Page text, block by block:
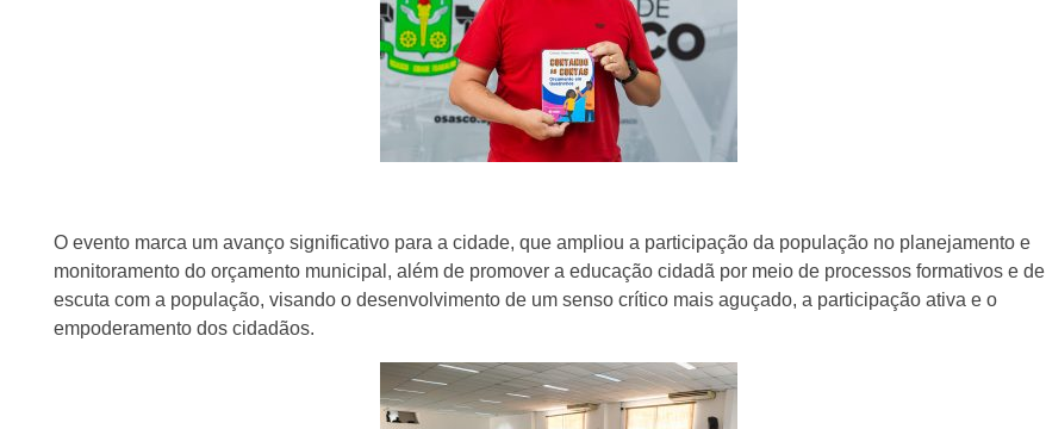
O evento marca um avanço significativo para a cidade, que ampliou a participação da população no planejamento e
monitoramento do orçamento municipal, além de promover a educação cidadã por meio de processos formativos e de
escuta com a população, visando o desenvolvimento de um senso crítico mais aguçado, a participação ativa e o
empoderamento dos cidadãos.